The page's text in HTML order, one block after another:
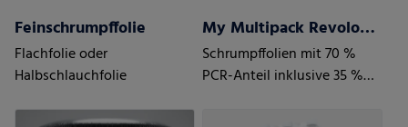
Feinschrumpffolie
Flachfolie oder
Halbschlauchfolie
My Multipack Revoloop™ Schrumpffolien
Schrumpffolien mit 70 %
PCR-Anteil inklusive 35 %